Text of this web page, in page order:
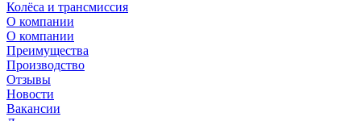
Колёса и трансмиссия
О компании
О компании
Преимущества
Производство
Отзывы
Новости
Вакансии